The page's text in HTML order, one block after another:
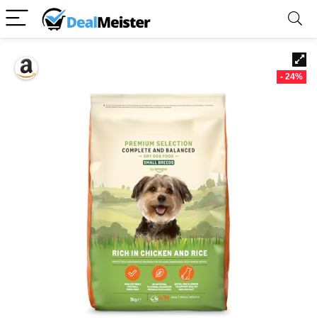
- 24%